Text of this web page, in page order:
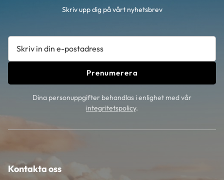
Skriv upp dig på vårt nyhetsbrev
Prenumerera
Dina personuppgifter behandlas i enlighet med vår
integritetspolicy.
Kontakta oss